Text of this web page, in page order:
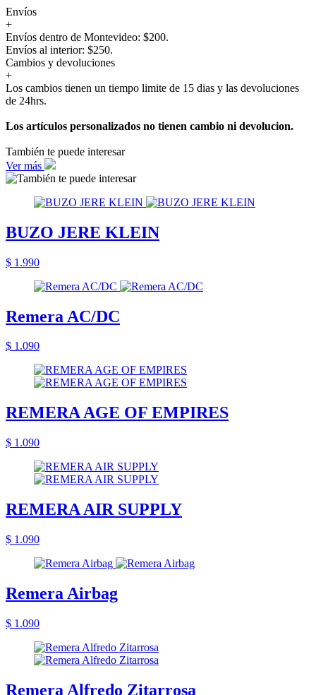
Envíos
+
Envíos dentro de Montevideo: $200.
Envíos al interior: $250.
Cambios y devoluciones
+
Los cambios tienen un tiempo limite de 15 dias y las devoluciones
de 24hrs.
Los artículos personalizados no tienen cambio ni devolucion.
También te puede interesar
Ver más
BUZO JERE KLEIN
$ 1.990
Remera AC/DC
$ 1.090
REMERA AGE OF EMPIRES
$ 1.090
REMERA AIR SUPPLY
$ 1.090
Remera Airbag
$ 1.090
Remera Alfredo Zitarrosa